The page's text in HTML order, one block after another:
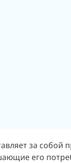
за собой
его